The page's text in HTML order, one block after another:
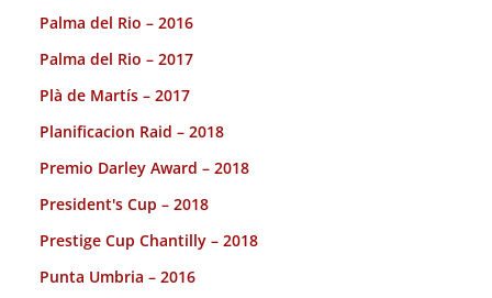
Palma del Rio – 2016
Palma del Rio – 2017
Plà de Martís – 2017
Planificacion Raid – 2018
Premio Darley Award – 2018
President's Cup – 2018
Prestige Cup Chantilly – 2018
Punta Umbria – 2016